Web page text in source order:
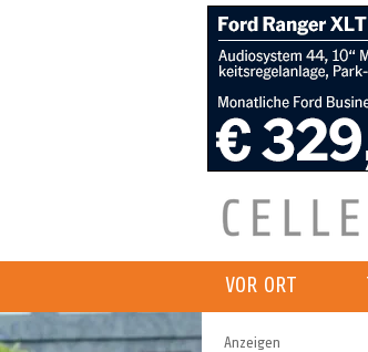
VOR ORT
Anzeigen